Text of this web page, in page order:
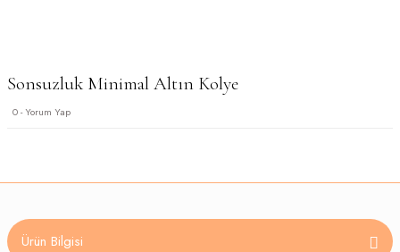
Sonsuzluk Minimal Altın Kolye
0 - Yorum Yap
Ürün Bilgisi